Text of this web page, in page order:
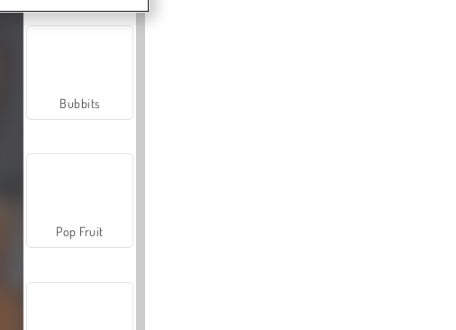
Bubbits
Pop Fruit